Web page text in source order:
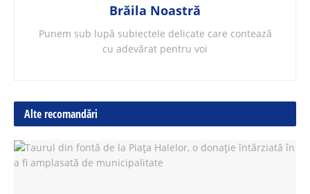
Brăila Noastră
Punem sub lupă subiectele delicate care contează
cu adevărat pentru voi
Alte recomandări